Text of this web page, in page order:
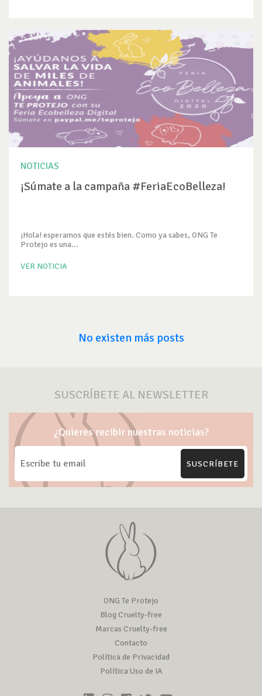
NOTICIAS
¡Súmate a la campaña #FeriaEcoBelleza!
¡Hola! esperamos que estés bien. Como ya sabes, ONG Te
Protejo es una...
VER NOTICIA
No existen más posts
SUSCRÍBETE AL NEWSLETTER
¿Quieres recibir nuestras noticias?
SUSCRÍBETE
ONG Te Protejo
Blog Cruelty-free
Marcas Cruelty-free
Contacto
Política de Privacidad
Política Uso de IA